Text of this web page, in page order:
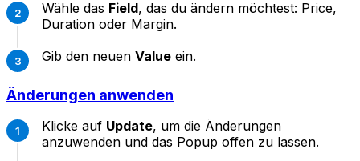
Wähle das Field, das du ändern möchtest: Price,
Duration oder Margin.
Gib den neuen Value ein.
Änderungen anwenden
Klicke auf Update, um die Änderungen
anzuwenden und das Popup offen zu lassen.